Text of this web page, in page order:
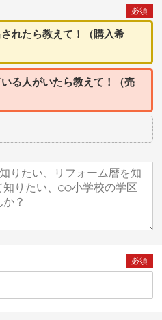
必須
れたら教えて！（購入希
る人がいたら教えて！（売
必須